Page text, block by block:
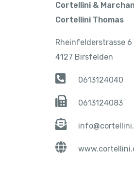
Cortellini &
Cortellini Thomas
Rheinfelderstrasse 6
4127 Birsfelden
0613124040
0613124083